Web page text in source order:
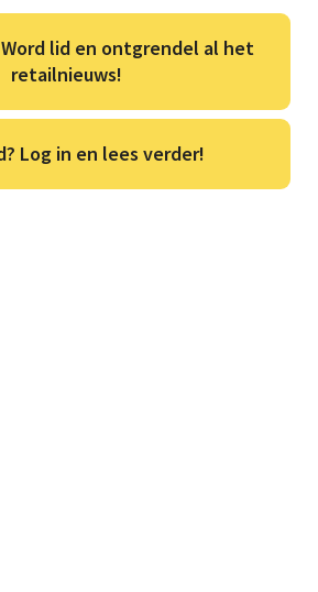
lid en ontgrendel al het
retailnieuws!
Log in en lees verder!